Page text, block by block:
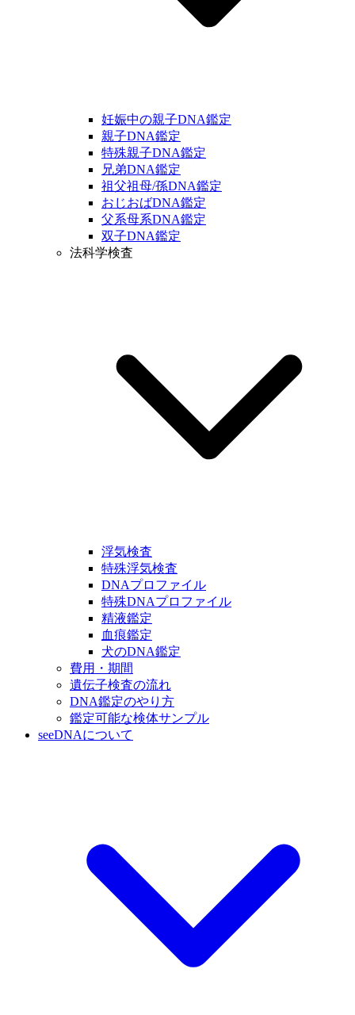
妊娠中の親子DNA鑑定
親子DNA鑑定
特殊親子DNA鑑定
兄弟DNA鑑定
祖父祖母/孫DNA鑑定
おじおばDNA鑑定
父系母系DNA鑑定
双子DNA鑑定
法科学検査
浮気検査
特殊浮気検査
DNAプロファイル
特殊DNAプロファイル
精液鑑定
血痕鑑定
犬のDNA鑑定
費用・期間
遺伝子検査の流れ
DNA鑑定のやり方
鑑定可能な検体サンプル
seeDNAについて